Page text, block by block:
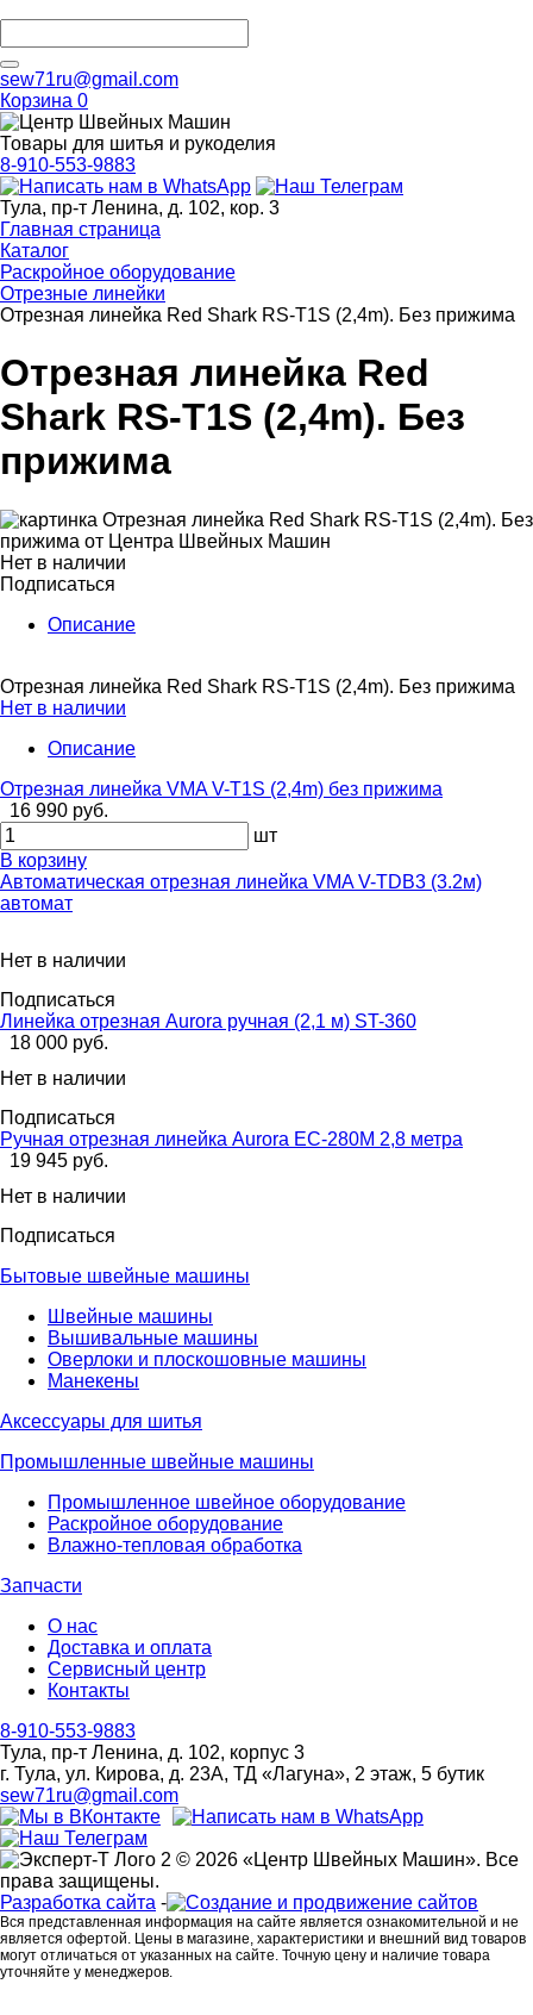
sew71ru@gmail.com
Корзина 0
Товары для шитья и рукоделия
8-910-553-9883
Тула, пр-т Ленина, д. 102, кор. 3
Главная страница
Каталог
Раскройное оборудование
Отрезные линейки
Отрезная линейка Red Shark RS-T1S (2,4m). Без прижима
Отрезная линейка Red
Shark RS-T1S (2,4m). Без
прижима
Нет в наличии
Подписаться
Описание
Отрезная линейка Red Shark RS-T1S (2,4m). Без прижима
Нет в наличии
Описание
Отрезная линейка VMA V-T1S (2,4m) без прижима
16 990 руб.
шт
В корзину
Автоматическая отрезная линейка VMA V-TDB3 (3.2м)
автомат
Нет в наличии
Подписаться
Линейка отрезная Aurora ручная (2,1 м) ST-360
18 000 руб.
Нет в наличии
Подписаться
Ручная отрезная линейка Aurora EC-280M 2,8 метра
19 945 руб.
Нет в наличии
Подписаться
Бытовые швейные машины
Швейные машины
Вышивальные машины
Оверлоки и плоскошовные машины
Манекены
Аксессуары для шитья
Промышленные швейные машины
Промышленное швейное оборудование
Раскройное оборудование
Влажно-тепловая обработка
Запчасти
О нас
Доставка и оплата
Сервисный центр
Контакты
8-910-553-9883
Тула, пр-т Ленина, д. 102, корпус 3
г. Тула, ул. Кирова, д. 23А, ТД «Лагуна», 2 этаж, 5 бутик
sew71ru@gmail.com
© 2026 «Центр Швейных Машин». Все
права защищены.
Разработка сайта -
Вся представленная информация на сайте является ознакомительной и не
является офертой. Цены в магазине, характеристики и внешний вид товаров
могут отличаться от указанных на сайте. Точную цену и наличие товара
уточняйте у менеджеров.